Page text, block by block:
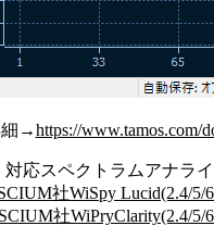
細→https://www.tamos.com/
対応スペクトラムアナラ
社WiSpy Lucid(2.4/5/
社WiPryClarity(2.4/5/